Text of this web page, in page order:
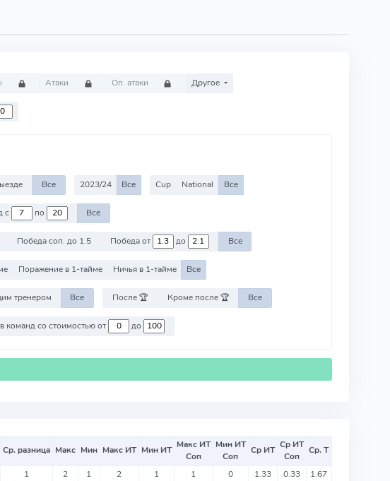
Атаки Оп. атаки Другое
Все 2023/24 Все Cup National Все
Против команд с по Все
Победа соп. до 1.5 Победа от до Все
Поражение в 1-тайме Ничья в 1-тайме Все
тренером Все После 🏆 Кроме после 🏆 Все
Против команд со стоимостью от до
Ср. разница Макс Мин Макс ИТ Мин ИТ Макс ИТ
Соп
Мин ИТ
Соп
Ср ИТ Ср ИТ
Соп
Ср. Т
1 2 1 2 1 1 0 1.33 0.33 1.67